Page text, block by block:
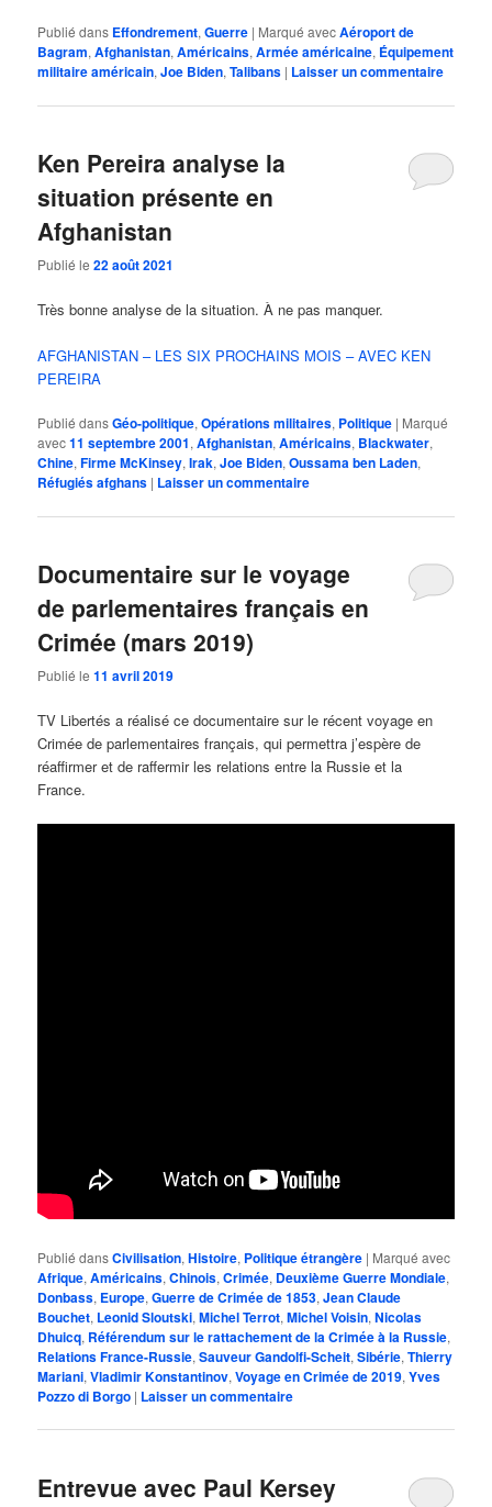
Publié dans Effondrement,Guerre | Marqué avecAéroport de
Bagram,Afghanistan,Américains,Armée américaine, Équipement
militaire américain,Joe Biden,Talibans | Laisser un commentaire
Ken Pereira analyse la
situation présente en
Afghanistan
Publié le22 août 2021
Très bonne analyse de la situation. À ne pas manquer.
AFGHANISTAN – LES SIX PROCHAINS MOIS – AVEC KEN
PEREIRA
Publié dansGéo-politique,Opérations militaires, Politique | Marqué
avec11 septembre 2001,Afghanistan,Américains, Blackwater,
Chine,Firme McKinsey,Irak,Joe Biden,Oussama ben Laden,
Réfugiés afghans | Laisser un commentaire
Documentaire sur le voyage
de parlementaires français en
Crimée (mars 2019)
Publié le11 avril 2019
TV Libertés a réalisé ce documentaire sur le récent voyage en
Crimée de parlementaires français, qui permettra j’espère de
réaffirmer et de raffermir les relations entre la Russie et la
France.
Publié dansCivilisation,Histoire, Politique étrangère | Marqué avec
Afrique,Américains,Chinois,Crimée, Deuxième Guerre Mondiale,
Donbass, Europe,Guerre de Crimée de 1853,Jean Claude
Bouchet, Leonid Sloutski,Michel Terrot,Michel Voisin,Nicolas
Dhuicq, Référendum sur le rattachement de la Crimée à la Russie,
Relations France-Russie,Sauveur Gandolfi-Scheit,Sibérie,Thierry
Mariani,Vladimir Konstantinov,Voyage en Crimée de 2019,Yves
Pozzo di Borgo | Laisser un commentaire
Entrevue avec Paul Kersey